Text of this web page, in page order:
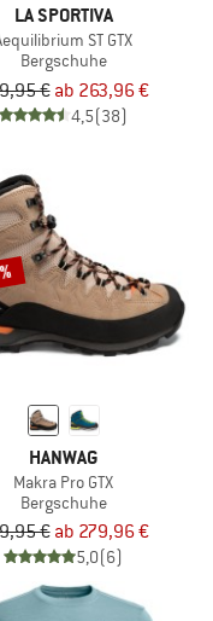
LA SPORTIVA
ST GTX
Bergschuhe
€ ab 263,96 €
4,5(38)
HANWAG
Makra Pro GTX
Bergschuhe
€ ab 279,96 €
5,0(6)